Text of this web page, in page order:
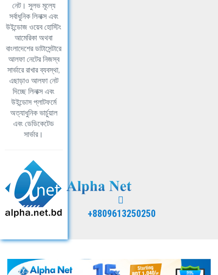
নেট। সুলভ মূল্যে
সর্বাধুনিক লিনাক্স এবং
উইন্ডোজ ওয়েব হোস্টিং
আমেরিকা অথবা
বাংলাদেশের ডাটাসেন্টারে
আলফা নেটের নিজস্ব
সার্ভারে রাখার ব্যবস্থা,
এছাড়াও আলফা নেট
দিচ্ছে লিনাক্স এবং
উইন্ডোস প্লাটফর্মে
অত্যাধুনিক ভার্চুয়াল
এবং ডেডিকেটেড
সার্ভার।
+8809613250250